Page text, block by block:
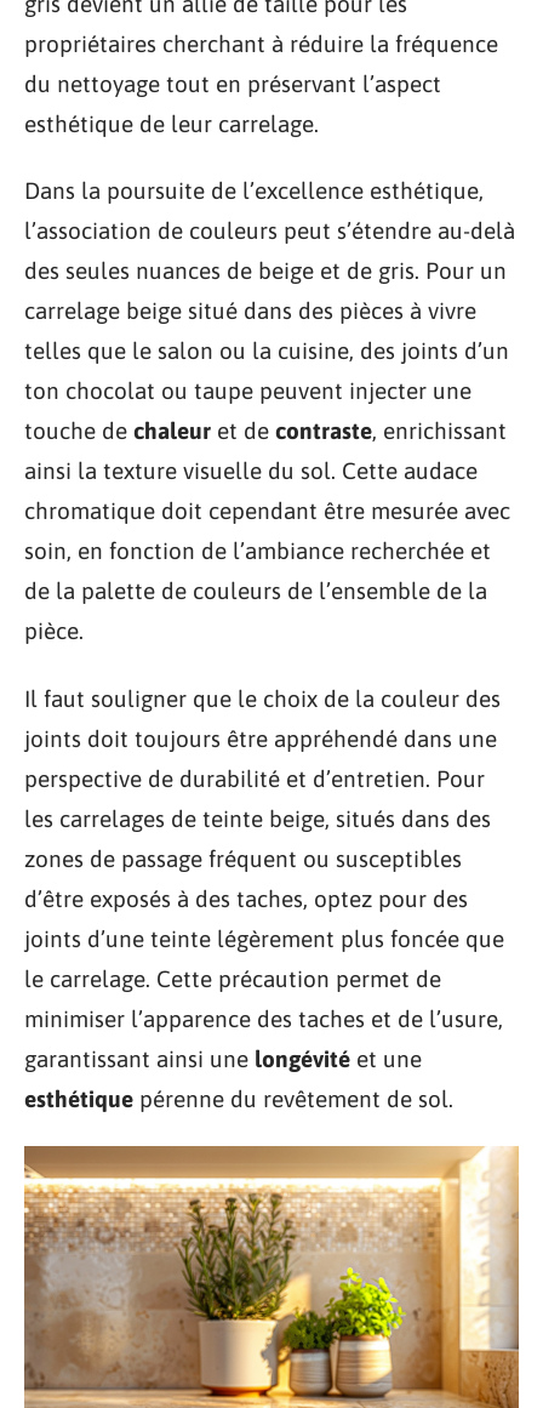
propriétaires cherchant à réduire la fréquence
du nettoyage tout en préservant l’aspect
esthétique de leur carrelage.
Dans la poursuite de l’excellence esthétique,
l’association de couleurs peut s’étendre au-delà
des seules nuances de beige et de gris. Pour un
carrelage beige situé dans des pièces à vivre
telles que le salon ou la cuisine, des joints d’un
ton chocolat ou taupe peuvent injecter une
touche de chaleur et de contraste, enrichissant
ainsi la texture visuelle du sol. Cette audace
chromatique doit cependant être mesurée avec
soin, en fonction de l’ambiance recherchée et
de la palette de couleurs de l’ensemble de la
pièce.
Il faut souligner que le choix de la couleur des
joints doit toujours être appréhendé dans une
perspective de durabilité et d’entretien. Pour
les carrelages de teinte beige, situés dans des
zones de passage fréquent ou susceptibles
d’être exposés à des taches, optez pour des
joints d’une teinte légèrement plus foncée que
le carrelage. Cette précaution permet de
minimiser l’apparence des taches et de l’usure,
garantissant ainsi une longévité et une
esthétique pérenne du revêtement de sol.